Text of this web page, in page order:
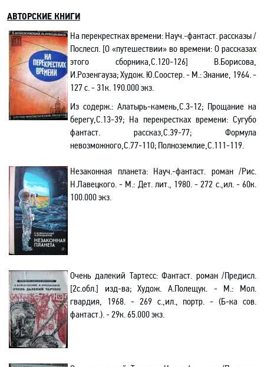
АВТОРСКИЕ КНИГИ
На перекрестках времени: Науч.-фантаст. рассказы /
Послесл. [О «путешествии» во времени: О рассказах
этого сборника,С.120-126] В.Борисова,
И.Розенгауза; Худож. Ю.Соостер. - М.: Знание, 1964. -
127 с. - 31к. 190.000 экз.
Из содерж.: Алатырь-камень,С.3-12; Прощание на
берегу,С.13-39; На перекрестках времени: Сугубо
фантаст. рассказ,С.39-77; Формула
невозможного,С.77-110; Полноземлие,С.111-119.
Незаконная планета: Науч.-фантаст. роман /Рис.
Н.Лавецкого. - М.: Дет. лит., 1980. - 272 с.,ил. - 60к.
100.000 экз.
Очень далекий Тартесс: Фантаст. роман /Предисл.
[2с.обл.] изд-ва; Худож. А.Полещук. - М.: Мол.
гвардия, 1968. - 269 с.,ил., портр. - (Б-ка сов.
фантаст.). - 29к. 65.000 экз.